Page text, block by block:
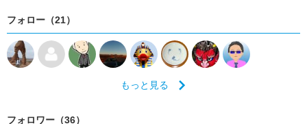
フォロー（21）
もっと見る
フォロワー（36）